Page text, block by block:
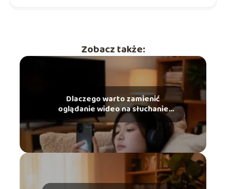
Zobacz także:
Dlaczego warto zamienić
oglądanie wideo na słuchanie
podcastów?